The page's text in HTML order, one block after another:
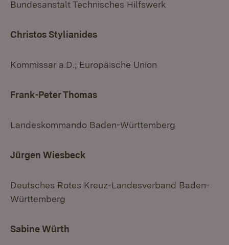
Bundesanstalt Technisches Hilfswerk
Christos Stylianides
Kommissar a.D.; Europäische Union
Frank-Peter Thomas
Landeskommando Baden-Württemberg
Jürgen Wiesbeck
Deutsches Rotes Kreuz-Landesverband Baden-
Württemberg
Sabine Würth